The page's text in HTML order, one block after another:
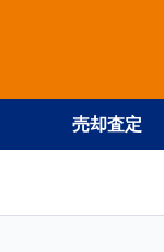
売却査定